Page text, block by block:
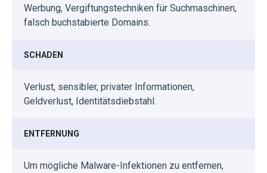
Werbung, Vergiftungstechniken für Suchmaschinen,
falsch buchstabierte Domains.
SCHADEN
Verlust, sensibler, privater Informationen,
Geldverlust, Identitätsdiebstahl.
ENTFERNUNG
Um mögliche Malware-Infektionen zu entfernen,